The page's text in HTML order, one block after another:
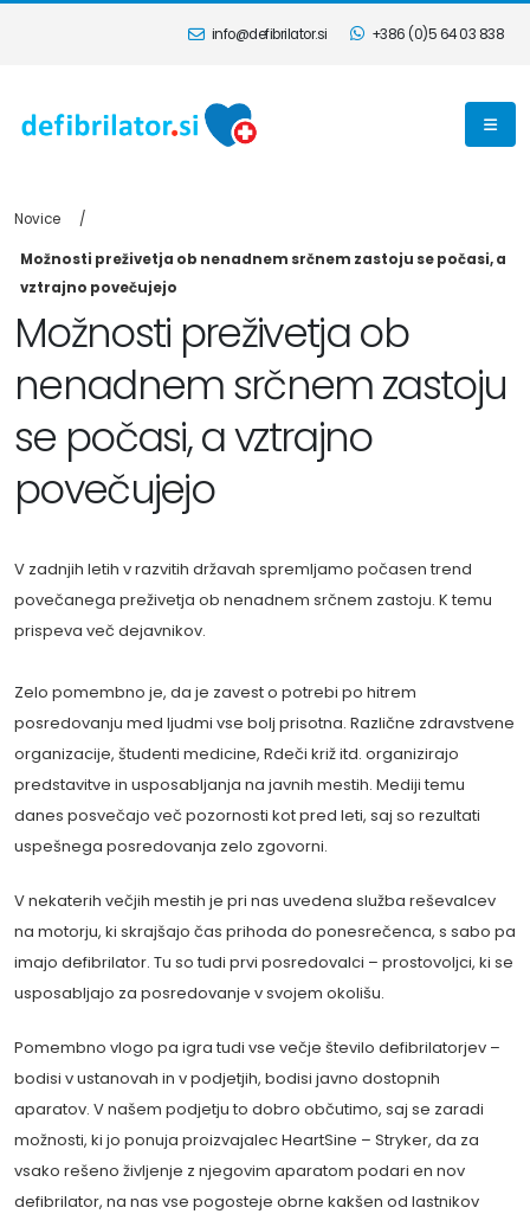
info@defibrilator.si +386 (0)5 64 03 838
Novice
Možnosti preživetja ob nenadnem srčnem zastoju se počasi, a
vztrajno povečujejo
Možnosti preživetja ob
nenadnem srčnem zastoju
se počasi, a vztrajno
povečujejo
V zadnjih letih v razvitih državah spremljamo počasen trend
povečanega preživetja ob nenadnem srčnem zastoju. K temu
prispeva več dejavnikov.
Zelo pomembno je, da je zavest o potrebi po hitrem
posredovanju med ljudmi vse bolj prisotna. Različne zdravstvene
organizacije, študenti medicine, Rdeči križ itd. organizirajo
predstavitve in usposabljanja na javnih mestih. Mediji temu
danes posvečajo več pozornosti kot pred leti, saj so rezultati
uspešnega posredovanja zelo zgovorni.
V nekaterih večjih mestih je pri nas uvedena služba reševalcev
na motorju, ki skrajšajo čas prihoda do ponesrečenca, s sabo pa
imajo defibrilator. Tu so tudi prvi posredovalci – prostovoljci, ki se
usposabljajo za posredovanje v svojem okolišu.
Pomembno vlogo pa igra tudi vse večje število defibrilatorjev –
bodisi v ustanovah in v podjetjih, bodisi javno dostopnih
aparatov. V našem podjetju to dobro občutimo, saj se zaradi
možnosti, ki jo ponuja proizvajalec HeartSine – Stryker, da za
vsako rešeno življenje z njegovim aparatom podari en nov
defibrilator, na nas vse pogosteje obrne kakšen od lastnikov